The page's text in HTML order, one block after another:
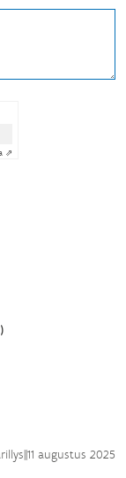
⇗
)
||11 augustus 2025